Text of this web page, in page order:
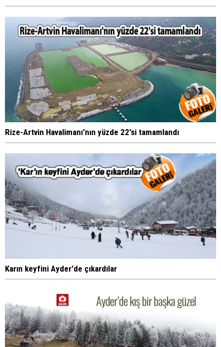
Rize-Artvin Havalimanı'nın yüzde 22'si tamamlandı
Karın keyfini Ayder'de çıkardılar